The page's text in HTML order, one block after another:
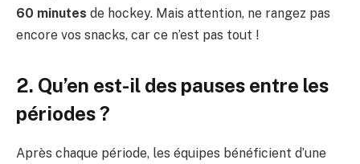
60 minutes de hockey. Mais attention, ne rangez pas
encore vos snacks, car ce n’est pas tout !
2. Qu’en est-il des pauses entre les
périodes ?
Après chaque période, les équipes bénéficient d’une